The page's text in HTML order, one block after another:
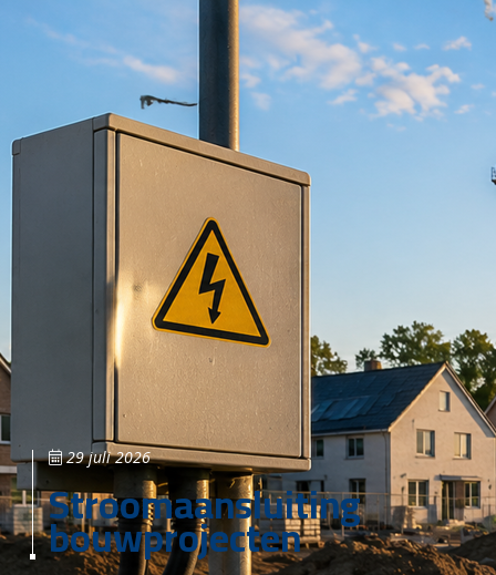
29 juli 2026
Stroomaansluiting
bouwprojecten